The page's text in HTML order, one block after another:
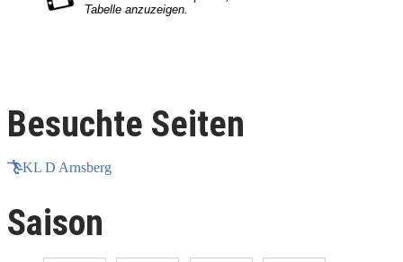
Besuchte Seiten
KL D Arnsberg
Saison